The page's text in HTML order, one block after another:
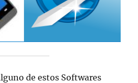
de estos Softwares